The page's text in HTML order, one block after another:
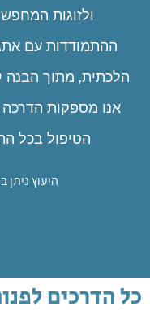
ולזוגות
ההתמודדות עם
הלכתית, מתוך הבנה
אנו מספקות
הטיפול בכל
היעוץ ניתן
כל הדרכים